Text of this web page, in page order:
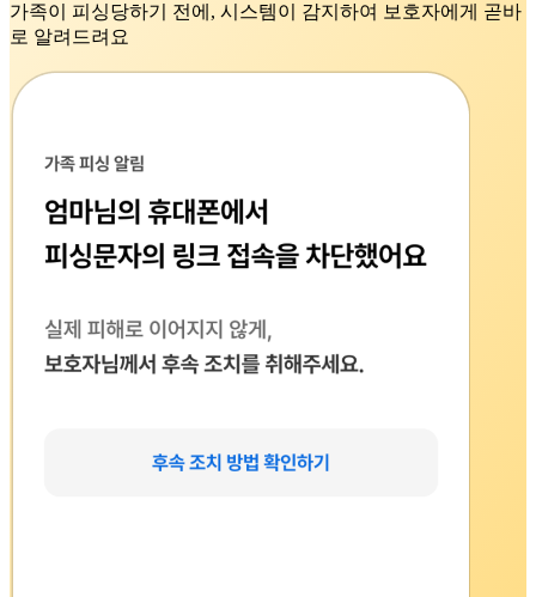
가족이 피싱당하기 전에, 시스템이 감지하여 보호자에게 곧바
로 알려드려요